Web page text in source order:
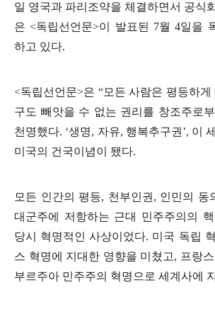
일 영국과 파리조약을 체결하면서 공식
은 <독립선언문>이 발표된 7월 4일을
하고 있다.
<독립선언문>은 “모든 사람은 평등하
구도 빼앗을 수 없는 권리를 창조주로
천명했다. ‘생명, 자유, 행복추구권’, 이
미국의 건국이념이 됐다.
모든 인간의 평등, 천부인권, 인민의 동
대군주에 저항하는 근대 민주주의의 핵
당시 혁명적인 사상이었다. 미국 독립
스 혁명에 지대한 영향을 미쳤고, 프랑
부르주아 민주주의 혁명으로 세계사에